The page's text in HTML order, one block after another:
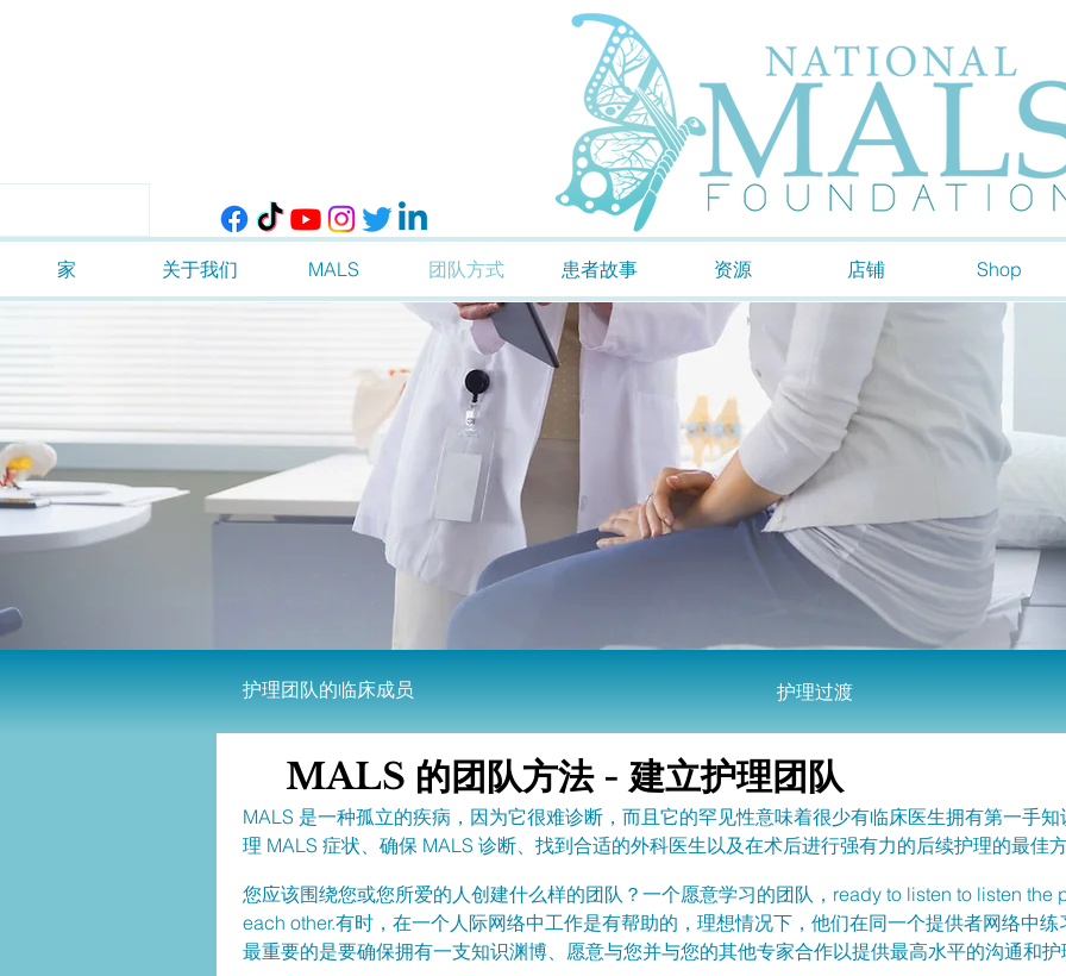
家 关于我们 MALS 团队方式 患者故事 资源 店铺 Shop
护理团队的临床成员 护理过渡
MALS 的团队方法 - 建立护理团队
MALS 是一种孤立的疾病，因为它很难诊断，而且它的罕见性意味着很少有临床医生拥有第一手
理 MALS 症状、确保 MALS 诊断、找到合适的外科医生以及在术后进行强有力的后续护理的最佳方
您应该围绕您或您所爱的人创建什么样的团队？一个愿意学习的团队，ready to listen to listen the
each other.有时，在一个人际网络中工作是有帮助的，理想情况下，他们在同一个提供者网络中练
最重要的是要确保拥有一支知识渊博、愿意与您并与您的其他专家合作以提供最高水平的沟通和护